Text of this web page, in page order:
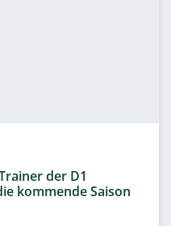
der D1
kommende Saison